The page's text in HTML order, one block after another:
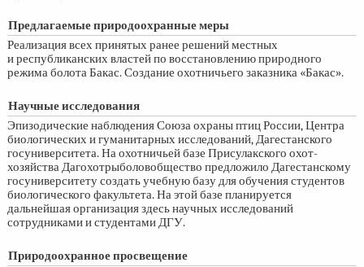
Предлагаемые природоохранные меры
Реализация всех принятых ранее решений местных
и республиканских властей по восстановлению природного
режима болота Бакас. Создание охотничьего заказника «Бакас».
Научные исследования
Эпизодические наблюдения Союза охраны птиц России, Центра
биологических и гуманитарных исследований, Дагестанского
госуниверситета. На охотничьей базе Присулакского охот-
хозяйства Дагохотрыболовобщество предложило Дагестанскому
госуниверситету создать учебную базу для обучения студентов
биологического факультета. На этой базе планируется
дальнейшая организация здесь научных исследований
сотрудниками и студентами ДГУ.
Природоохранное просвещение